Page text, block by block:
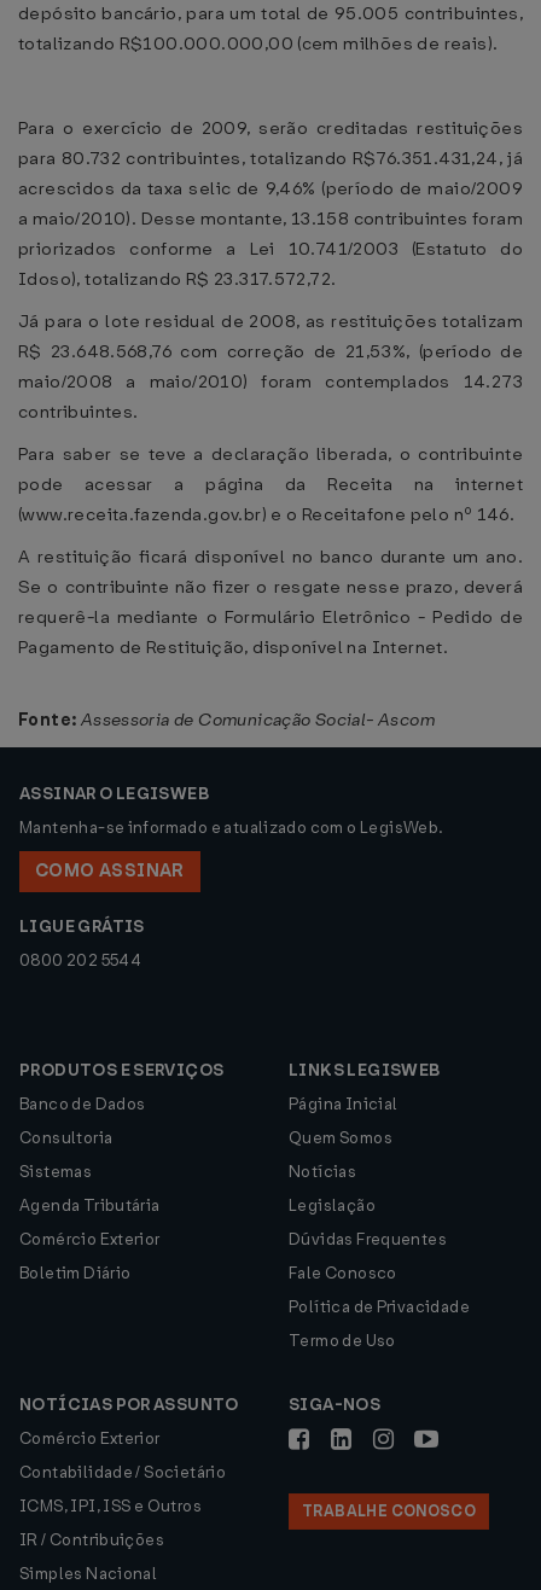
depósito bancário, para um total de 95.005 contribuintes,
totalizando R$100.000.000,00 (cem milhões de reais).
Para o exercício de 2009, serão creditadas restituições
para 80.732 contribuintes, totalizando R$76.351.431,24, já
acrescidos da taxa selic de 9,46% (período de maio/2009
a maio/2010). Desse montante, 13.158 contribuintes foram
priorizados conforme a Lei 10.741/2003 (Estatuto do
Idoso), totalizando R$ 23.317.572,72.
Já para o lote residual de 2008, as restituições totalizam
R$ 23.648.568,76 com correção de 21,53%, (período de
maio/2008 a maio/2010) foram contemplados 14.273
contribuintes.
Para saber se teve a declaração liberada, o contribuinte
pode acessar a página da Receita na internet
(www.receita.fazenda.gov.br) e o Receitafone pelo nº 146.
A restituição ficará disponível no banco durante um ano.
Se o contribuinte não fizer o resgate nesse prazo, deverá
requerê-la mediante o Formulário Eletrônico - Pedido de
Pagamento de Restituição, disponível na Internet.
Fonte: Assessoria de Comunicação Social- Ascom
ASSINAR O LEGISWEB
Mantenha-se informado e atualizado com o LegisWeb.
COMO ASSINAR
LIGUE GRÁTIS
0800 202 5544
PRODUTOS E SERVIÇOS
Banco de Dados
Consultoria
Sistemas
Agenda Tributária
Comércio Exterior
Boletim Diário
LINKS LEGISWEB
Página Inicial
Quem Somos
Notícias
Legislação
Dúvidas Frequentes
Fale Conosco
Política de Privacidade
Termo de Uso
NOTÍCIAS POR ASSUNTO
Comércio Exterior
Contabilidade / Societário
ICMS, IPI, ISS e Outros
IR / Contribuições
Simples Nacional
SIGA-NOS
TRABALHE CONOSCO